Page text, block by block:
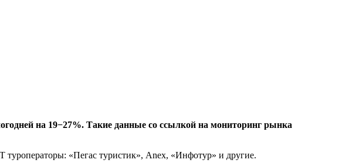
на 19−27%. Такие данные со ссылкой на мониторинг рынка
«Пегас туристик», Anex, «Инфотур» и другие.